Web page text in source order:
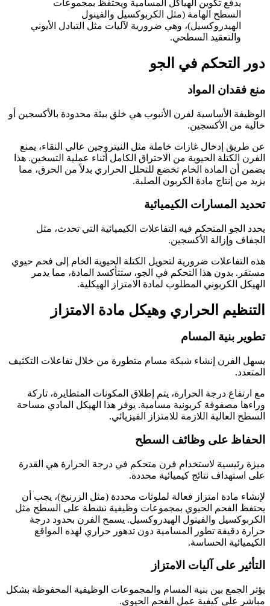
يدفع تكوين الهياكل المسامية ويحتفظ بمجموعات
السطح الهامة (مثل الكربوكسيل والفينول
الهيدروكسيل)، وهي ضرورية لآليات مثل التبادل الأيوني
والتعقيد السطحي.
دور التحكم في الجو
منع فقدان المواد
الوظيفة الأساسية لفرن الأنبوب هي خلق بيئة محدودة بالأكسجين أو
خالية من الأكسجين.
عن طريق إدخال غازات خاملة مثل النيتروجين عالي النقاء، يمنع
الفرن الكتلة الحيوية من الاحتراق الكامل أثناء عملية التسخين. هذا
يضمن أن المادة الخام تخضع للتحلل الحراري بدلاً من الحرق، مما
يزيد من إنتاج مادة الكربون الصلبة.
تحديد المسارات الكيميائية
يحدد الجو المتحكم فيه التفاعلات الكيميائية التي تحدث، مثل
الجفاف وإزالة الأكسجين.
هذه التفاعلات ضرورية لتحويل الكتلة الحيوية الخام إلى فحم حيوي
مستقر. بدون هذا التحكم في الجو، ستتأكسد المادة، مما يدمر
الهيكل الكربوني المطلوب لمادة الامتزاز الهيكلية.
التنظيم الحراري وهيكل مادة الامتزاز
تطوير بنية المسام
يسهل الفرن إنشاء شبكة مسام متطورة من خلال تفاعلات التكثيف
المتعدد.
مع ارتفاع درجة الحرارة، يتم إطلاق المكونات المتطايرة، تاركة
وراءها مصفوفة كربونية مسامية. يوفر هذا الهيكل المادي مساحة
السطح العالية اللازمة للامتزاز الفيزيائي.
الحفاظ على وظائف السطح
ميزة رئيسية لاستخدام فرن متحكم في درجة الحرارة هي القدرة
على استهداف نتائج كيميائية محددة.
لإنشاء مادة امتزاز فعالة لملوثات محددة (مثل الزرنيخ)، يجب أن
يحتفظ الفحم الحيوي بمجموعات وظيفية نشطة على السطح مثل
الكربوكسيل والفينول الهيدروكسيل. يسمح الفرن بحدود درجة
حرارة دقيقة تطور المسامية دون تدهور حراري لهذه المواقع
الكيميائية الحساسة.
التأثير على آليات الامتزاز
يؤثر الجمع بين بنية المسام والمجموعات الوظيفية المحفوظة بشكل
مباشر على كيفية عمل الفحم الحيوي.